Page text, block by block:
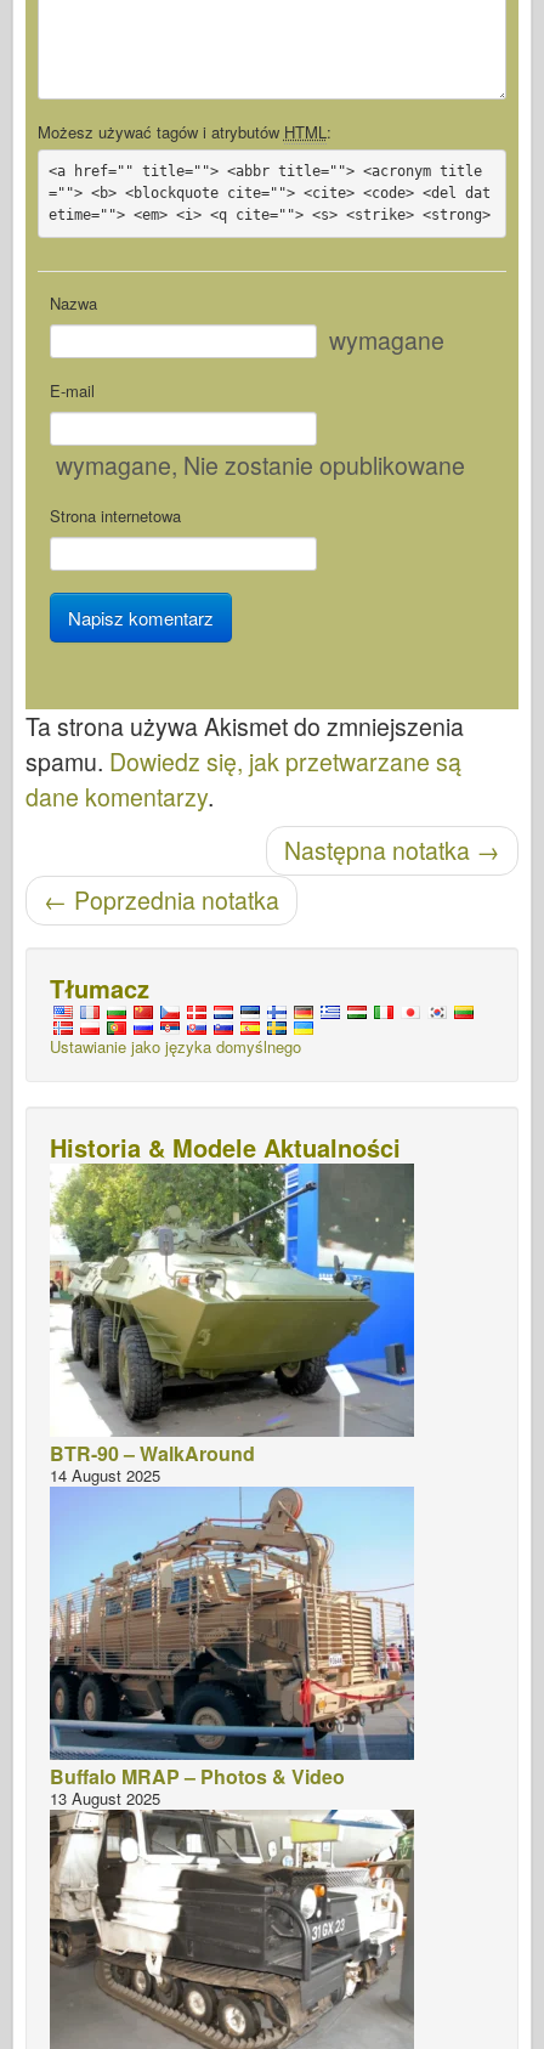
Możesz używać tagów i atrybutów HTML :
<a href="" title=""> <abbr title=""> <acronym title
=""> <b> <blockquote cite=""> <cite> <code> <del dat
etime=""> <em> <i> <q cite=""> <s> <strike> <strong>
Nazwa
wymagane
E-mail
wymagane, Nie zostanie opublikowane
Strona internetowa
Ta strona używa Akismet do zmniejszenia
spamu. Dowiedz się, jak przetwarzane są
dane komentarzy.
Następna notatka →
← Poprzednia notatka
Tłumacz
Ustawianie jako języka domyślnego
Historia & Modele Aktualności
BTR-90 – WalkAround
14 August 2025
Buffalo MRAP – Photos & Video
13 August 2025